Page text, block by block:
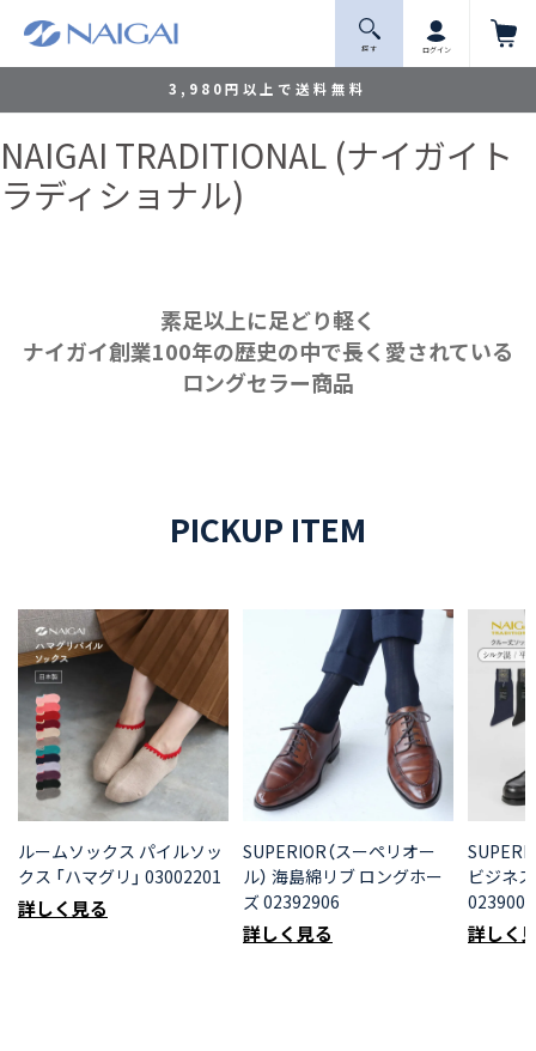
3,980円以上で送料無料
探 す ログイン
NAIGAI TRADITIONAL (ナイガイト
ラディショナル)
素足以上に足どり軽く
ナイガイ創業100年の歴史の中で長く愛されている
ロングセラー商品
PICKUP ITEM
ルームソックス パイルソッ
クス 「ハマグリ」 03002201
詳しく見る
SUPERIOR（スーペリオー
ル） 海島綿リブ ロングホー
ズ 02392906
詳しく見る
ビジネ
詳しく